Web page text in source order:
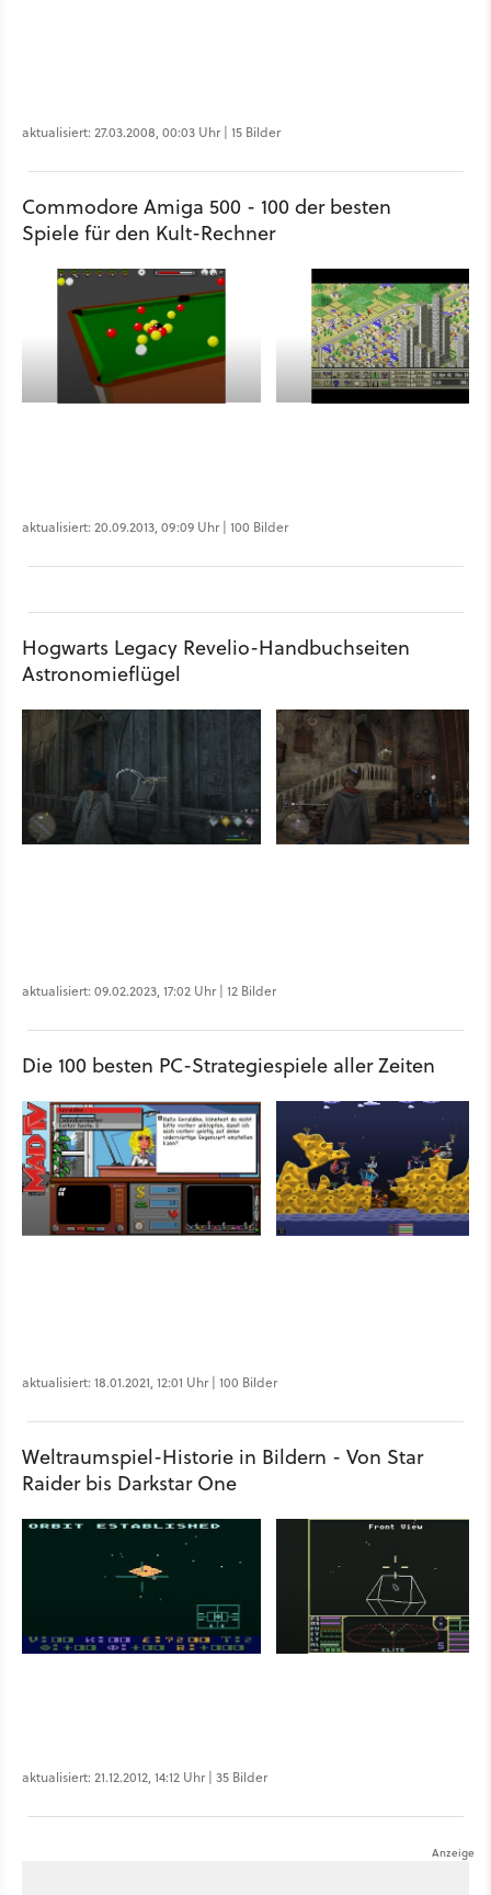
aktualisiert: 27.03.2008, 00:03 Uhr | 15 Bilder
Commodore Amiga 500 - 100 der besten
Spiele für den Kult-Rechner
aktualisiert: 20.09.2013, 09:09 Uhr | 100 Bilder
Hogwarts Legacy Revelio-Handbuchseiten
Astronomieflügel
aktualisiert: 09.02.2023, 17:02 Uhr | 12 Bilder
Die 100 besten PC-Strategiespiele aller Zeiten
aktualisiert: 18.01.2021, 12:01 Uhr | 100 Bilder
Weltraumspiel-Historie in Bildern - Von Star
Raider bis Darkstar One
aktualisiert: 21.12.2012, 14:12 Uhr | 35 Bilder